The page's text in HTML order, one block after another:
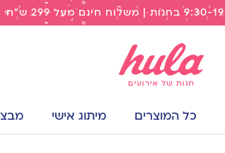
כל המוצרים מיתוג אישי